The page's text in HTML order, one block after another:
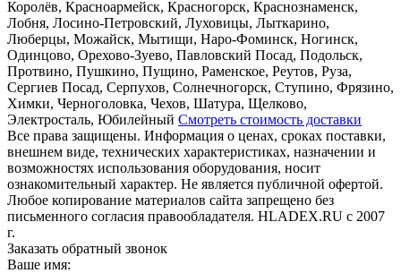
Королёв, Красноармейск, Красногорск, Краснознаменск,
Лобня, Лосино-Петровский, Луховицы, Лыткарино,
Люберцы, Можайск, Мытищи, Наро-Фоминск, Ногинск,
Одинцово, Орехово-Зуево, Павловский Посад, Подольск,
Протвино, Пушкино, Пущино, Раменское, Реутов, Руза,
Сергиев Посад, Серпухов, Солнечногорск, Ступино, Фрязино,
Химки, Черноголовка, Чехов, Шатура, Щелково,
Электросталь, Юбилейный Смотреть стоимость доставки
Все права защищены. Информация о ценах, сроках поставки,
внешнем виде, технических характеристиках, назначении и
возможностях использования оборудования, носит
ознакомительный характер. Не является публичной офертой.
Любое копирование материалов сайта запрещено без
письменного согласия правообладателя. HLADEX.RU c 2007
г.
Заказать обратный звонок
Ваше имя: